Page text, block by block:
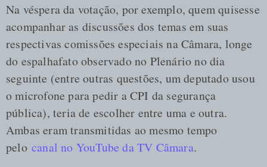
Na véspera da votação, por exemplo, quem quisesse
acompanhar as discussões dos temas em suas
respectivas comissões especiais na Câmara, longe
do espalhafato observado no Plenário no dia
seguinte (entre outras questões, um deputado usou
o microfone para pedir a CPI da segurança
pública), teria de escolher entre uma e outra.
Ambas eram transmitidas ao mesmo tempo
pelocanal no YouTube da TV Câmara.